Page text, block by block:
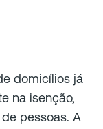
domicílios já
na isenção,
pessoas. A